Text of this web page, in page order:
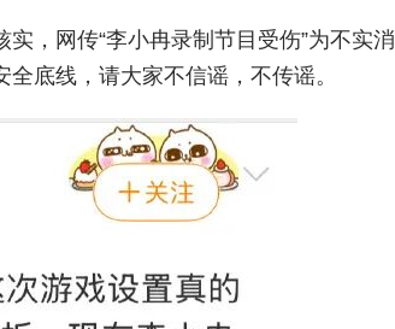
，网传“李小冉录制节目受伤”为不实消
底线，请大家不信谣，不传谣。